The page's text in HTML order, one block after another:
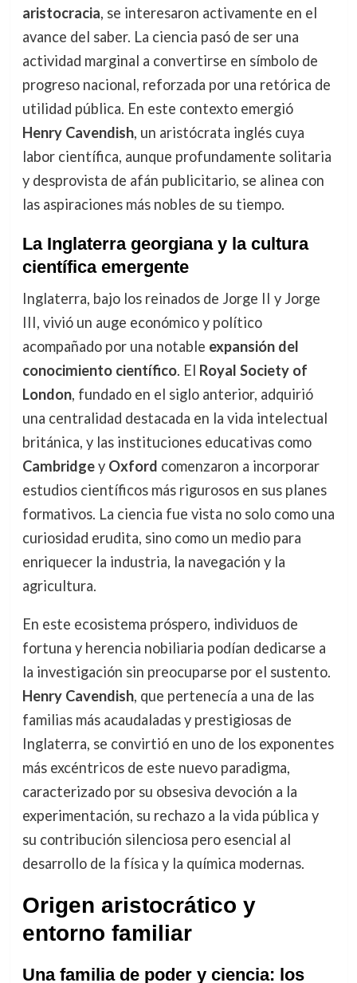
aristocracia, se interesaron activamente en el
avance del saber. La ciencia pasó de ser una
actividad marginal a convertirse en símbolo de
progreso nacional, reforzada por una retórica de
utilidad pública. En este contexto emergió
Henry Cavendish, un aristócrata inglés cuya
labor científica, aunque profundamente solitaria
y desprovista de afán publicitario, se alinea con
las aspiraciones más nobles de su tiempo.
La Inglaterra georgiana y la cultura
científica emergente
Inglaterra, bajo los reinados de Jorge II y Jorge
III, vivió un auge económico y político
acompañado por una notable expansión del
conocimiento científico. El Royal Society of
London, fundado en el siglo anterior, adquirió
una centralidad destacada en la vida intelectual
británica, y las instituciones educativas como
Cambridgey Oxford comenzaron a incorporar
estudios científicos más rigurosos en sus planes
formativos. La ciencia fue vista no solo como una
curiosidad erudita, sino como un medio para
enriquecer la industria, la navegación y la
agricultura.
En este ecosistema próspero, individuos de
fortuna y herencia nobiliaria podían dedicarse a
la investigación sin preocuparse por el sustento.
Henry Cavendish, que pertenecía a una de las
familias más acaudaladas y prestigiosas de
Inglaterra, se convirtió en uno de los exponentes
más excéntricos de este nuevo paradigma,
caracterizado por su obsesiva devoción a la
experimentación, su rechazo a la vida pública y
su contribución silenciosa pero esencial al
desarrollo de la física y la química modernas.
Origen aristocrático y
entorno familiar
Una familia de poder y ciencia: los